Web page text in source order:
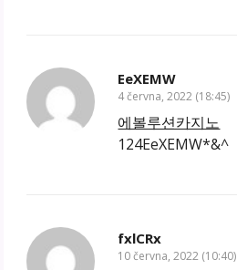
EeXEMW
4 června, 2022 (18:45)
에볼루션카지노
124EeXEMW*&^
fxlCRx
10 června, 2022 (10:40)